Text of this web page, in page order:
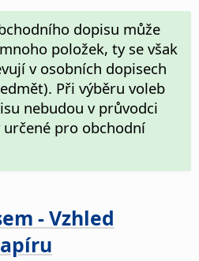
dopisu může
položek, ty se však
v osobních dopisech
Při výběru voleb
nebudou v průvodci
pro obchodní
- Vzhled